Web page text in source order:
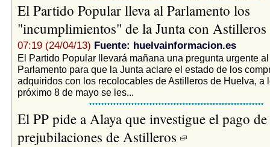
El Partido Popular lleva al Parlamento los
"incumplimientos" de la Junta con Astilleros
07:19 (24/04/13) Fuente: huelvainformacion.es
El Partido Popular llevará mañana una pregunta urgente
Parlamento para que la Junta aclare el estado de los
adquiridos con los recolocables de Astilleros de Huelva, a
próximo 8 de mayo se les...
El PP pide a Alaya que investigue el pago de
prejubilaciones de Astilleros